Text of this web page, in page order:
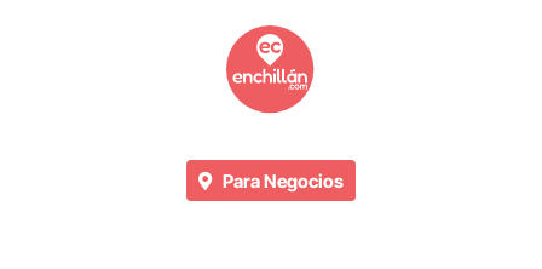
Para Negocios